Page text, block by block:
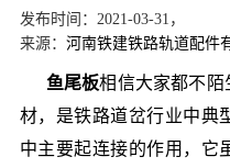
发布时间：2021-03-31，
来源： 河南铁建铁路轨道配件
鱼尾板相信大家都不陌
材，是铁路道岔行业中典
中主要起连接的作用，它